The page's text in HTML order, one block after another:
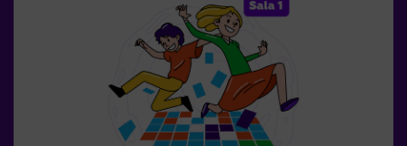
so que fan que l’experiència sigui inoblidable.✅ Ideal per
a grups grans | plans amb amics | adolescents | team
building❗Els jugadors de 14 anys o menys han d’entrar
acompanyats per almenys un adult. Hi ha l’opció que un
monitor els acompanyi durant l’aventura; consulta’ns les
persones amb por a la foscor.